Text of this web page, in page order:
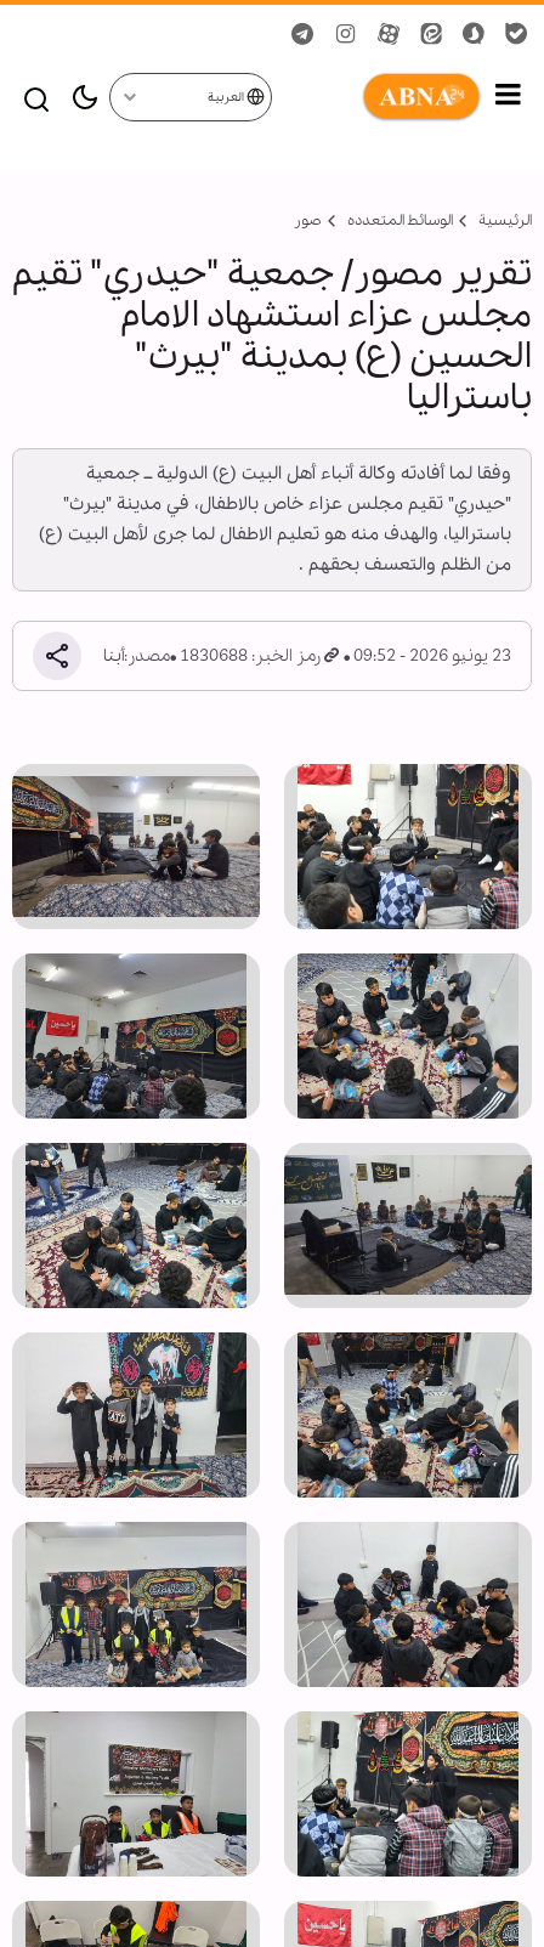
العربية
الرئيسية الوسائط المتعدده صور
تقرير مصور/ جمعية "حيدري" تقيم
مجلس عزاء استشهاد الامام
الحسين (ع) بمدينة "بيرث"
باستراليا
وفقا لما أفادته وكالة أنباء أهل البيت (ع) الدولية ــ جمعية
"حيدري" تقيم مجلس عزاء خاص بالاطفال، في مدينة "بيرث"
باستراليا، والهدف منه هو تعليم الاطفال لما جرى لأهل البيت (ع)
من الظلم والتعسف بحقهم .
23 يونيو 2026 - 09:52 رمز الخبر: 1830688 مصدر:أبنا